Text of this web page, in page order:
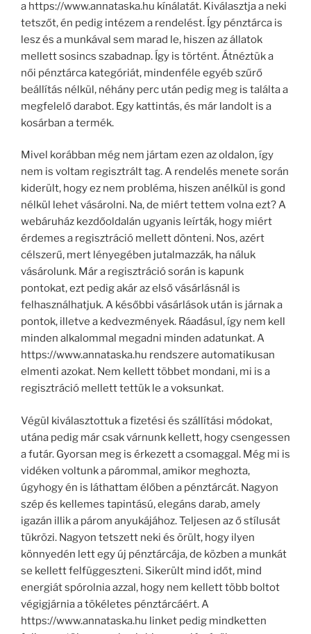
a https://www.annataska.hu kínálatát. Kiválasztja a neki
tetszőt, én pedig intézem a rendelést. Így pénztárca is
lesz és a munkával sem marad le, hiszen az állatok
mellett sosincs szabadnap. Így is történt. Átnéztük a
női pénztárca kategóriát, mindenféle egyéb szűrő
beállítás nélkül, néhány perc után pedig meg is találta a
megfelelő darabot. Egy kattintás, és már landolt is a
kosárban a termék.
Mivel korábban még nem jártam ezen az oldalon, így
nem is voltam regisztrált tag. A rendelés menete során
kiderült, hogy ez nem probléma, hiszen anélkül is gond
nélkül lehet vásárolni. Na, de miért tettem volna ezt? A
webáruház kezdőoldalán ugyanis leírták, hogy miért
érdemes a regisztráció mellett dönteni. Nos, azért
célszerű, mert lényegében jutalmazzák, ha náluk
vásárolunk. Már a regisztráció során is kapunk
pontokat, ezt pedig akár az első vásárlásnál is
felhasználhatjuk. A későbbi vásárlások után is járnak a
pontok, illetve a kedvezmények. Ráadásul, így nem kell
minden alkalommal megadni minden adatunkat. A
https://www.annataska.hu rendszere automatikusan
elmenti azokat. Nem kellett többet mondani, mi is a
regisztráció mellett tettük le a voksunkat.
Végül kiválasztottuk a fizetési és szállítási módokat,
utána pedig már csak várnunk kellett, hogy csengessen
a futár. Gyorsan meg is érkezett a csomaggal. Még mi is
vidéken voltunk a párommal, amikor meghozta,
úgyhogy én is láthattam élőben a pénztárcát. Nagyon
szép és kellemes tapintású, elegáns darab, amely
igazán illik a párom anyukájához. Teljesen az ő stílusát
tükrözi. Nagyon tetszett neki és örült, hogy ilyen
könnyedén lett egy új pénztárcája, de közben a munkát
se kellett felfüggeszteni. Sikerült mind időt, mind
energiát spórolnia azzal, hogy nem kellett több boltot
végigjárnia a tökéletes pénztárcáért. A
https://www.annataska.hu linket pedig mindketten